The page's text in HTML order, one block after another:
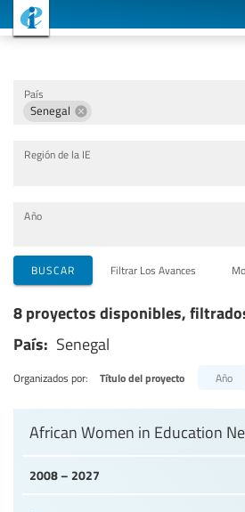
País
Senegal
Región de la IE
Año
Organizaciones que llevan a cabo el proyecto
Socios para la cooperación
Temas
Categorías de personal de la educación
BUSCAR Filtrar Los Avances
8 proyectos disponibles,
País: Senegal
Organizados por: Título del proyecto Año
2008 – 2027
African Women in Education